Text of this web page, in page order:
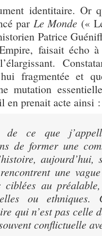
identitaire. Or
par Le Monde («
Patrice
faisait écho à
fragmentée et
mutation
en prenait acte ainsi :
de ce que
de former une
aujourd’hui,
une
ciblées au
ou
qui n’est pas celle
conflictuelle